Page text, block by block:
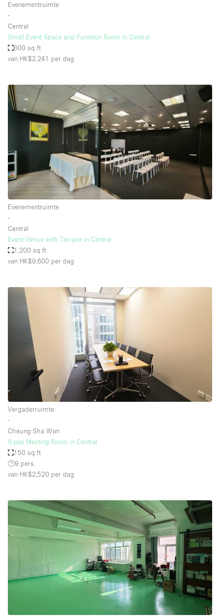
Evenementruimte
∙
Central
Small Event Space and Function Room in Central
600 sq ft
van HK$2,241 per dag
Evenementruimte
∙
Central
Event Venue with Terrace in Central
1,200 sq ft
van HK$9,600 per dag
Vergaderruimte
∙
Cheung Sha Wan
9-pax Meeting Room in Central
150 sq ft
9 pers.
van HK$2,520 per dag